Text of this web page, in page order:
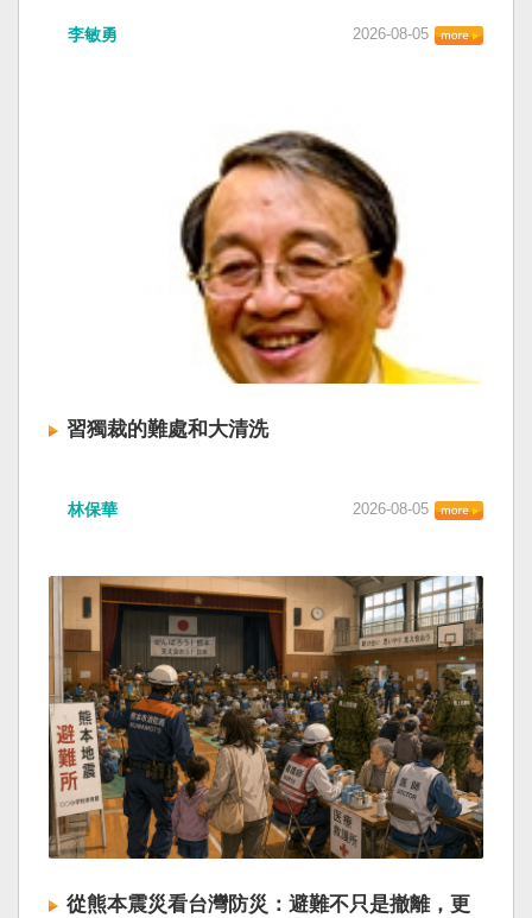
李敏勇 2026-08-05
習獨裁的難處和大清洗
林保華 2026-08-05
從熊本震災看台灣防災：避難不只是撤離，更